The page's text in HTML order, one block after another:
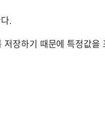
.
장하기 때문에 특정값을